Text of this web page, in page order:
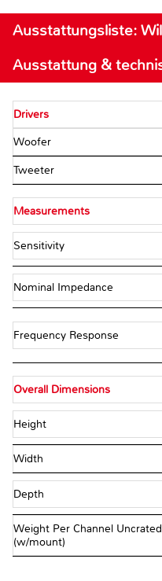
Ausstattungsliste:
Ausstattung &
Drivers
Woofer
Tweeter
Measurements
Sensitivity
Nominal Impedance
Frequency Response
Overall Dimensions
Height
Width
Depth
Weight Per Channel Uncrated
(w/mount)